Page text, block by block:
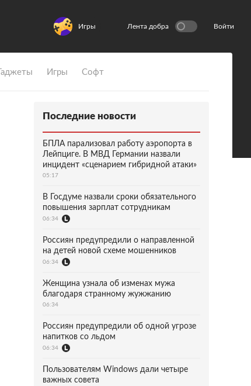
Игры Лента добра Войти
Гаджеты Игры Софт
Последние новости
БПЛА парализовал работу аэропорта в
Лейпциге. В МВД Германии назвали
инцидент «сценарием гибридной атаки»
05:17
В Госдуме назвали сроки обязательного
повышения зарплат сотрудникам
06:34
Россиян предупредили о направленной
на детей новой схеме мошенников
06:34
Женщина узнала об изменах мужа
благодаря странному жужжанию
06:34
Россиян предупредили об одной угрозе
напитков со льдом
06:34
Пользователям Windows дали четыре
важных совета